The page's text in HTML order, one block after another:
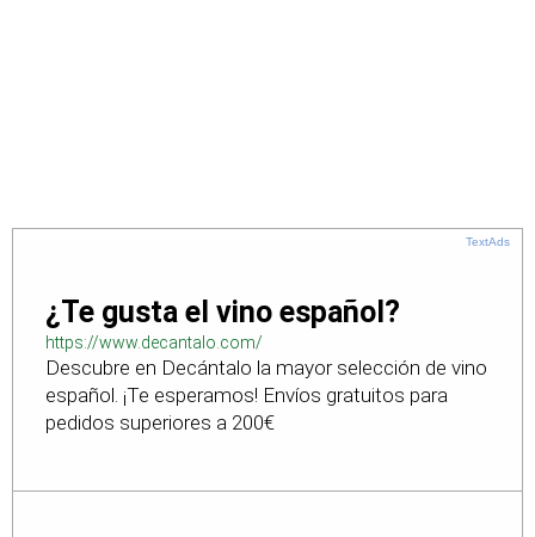
TextAds
¿Te gusta el vino español?
https://www.decantalo.com/
Descubre en Decántalo la mayor selección de vino
español. ¡Te esperamos! Envíos gratuitos para
pedidos superiores a 200€